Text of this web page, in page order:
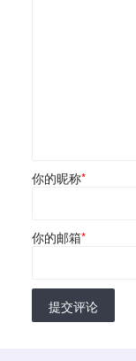
你的昵称*
你的邮箱*
提交评论